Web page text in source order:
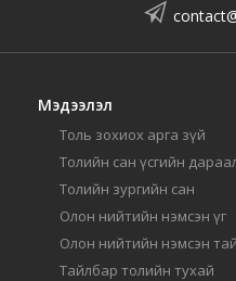
Мэдээлэл
Толь зохиох арга зүй
Толийн сан үсгийн
Толийн зургийн сан
Олон нийтийн нэмсэн үг
Олон нийтийн нэмсэн
Тайлбар толийн тухай